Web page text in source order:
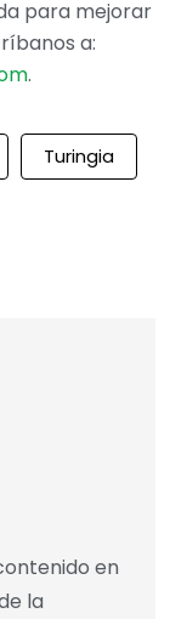
para mejorar
a:
.
Turingia
en
la